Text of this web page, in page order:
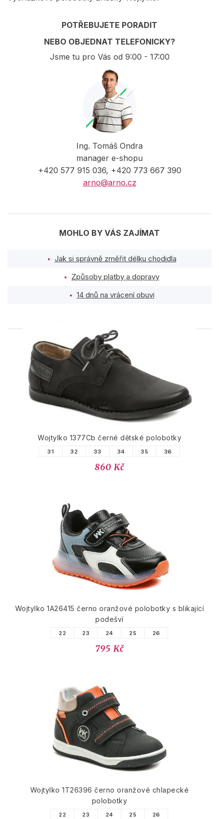
POTŘEBUJETE PORADIT
NEBO OBJEDNAT TELEFONICKY?
Jsme tu pro Vás od 9:00 - 17:00
Ing. Tomáš Ondra
manager e-shopu
+420 577 915 036, +420 773 667 390
arno@arno.cz
MOHLO BY VÁS ZAJÍMAT
Jak si správně změřit délku chodidla
Způsoby platby a dopravy
14 dnů na vrácení obuvi
PODOBNÉ PRODUKTY
Wojtylko 1377Cb černé dětské polobotky
31 32 33 34 35 36
860 Kč
Wojtylko 1A26415 černo oranžové polobotky s blikající
podešví
22 23 24 25 26
795 Kč
Wojtylko 1T26396 černo oranžové chlapecké
polobotky
22 23 24 25 26